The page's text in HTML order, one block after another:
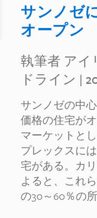
サンノゼ
オープン
執筆者 アイ
ドライン |
サンノゼの中
価格の住宅が
マーケットと
プレックスに
宅がある。カ
よると、これ
の30～60％の